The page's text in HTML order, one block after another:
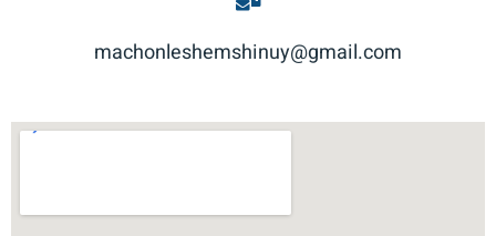
machonleshemshinuy@gmail.com